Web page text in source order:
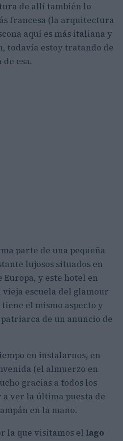
de allí también lo
francesa (la arquitectura
aquí es más italiana y
todavía estoy tratando de
esa.
parte de una pequeña
lujosos situados en
y este hotel en
vieja escuela del glamour
el mismo aspecto y
de un anuncio de
en instalarnos, en
(el almuerzo en
gracias a todos los
a ver la última puesta de
en la mano.
la que visitamos el lago